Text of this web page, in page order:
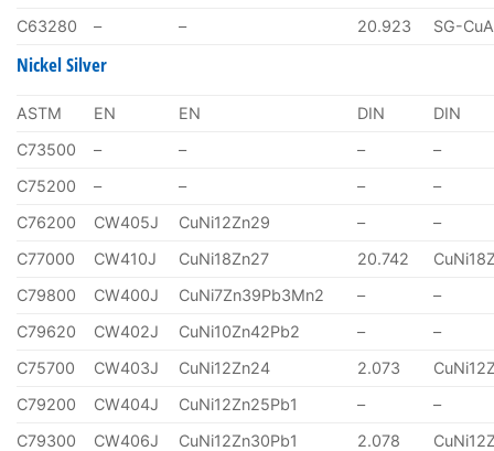
C63280
– – 20.923 SG-
Nickel Silver
ASTM EN EN DIN
DIN
C73500
– – –
–
C75200
– – –
–
C76200
CW405J CuNi12Zn29 –
–
C77000
CW410J CuNi18Zn27 20.742
C79800
CW400J CuNi7Zn39Pb3Mn2 –
–
C79620
CW402J CuNi10Zn42Pb2 –
–
C75700
CW403J CuNi12Zn24 2.073
C79200
CW404J CuNi12Zn25Pb1 –
–
C79300
CW406J CuNi12Zn30Pb1 2.078